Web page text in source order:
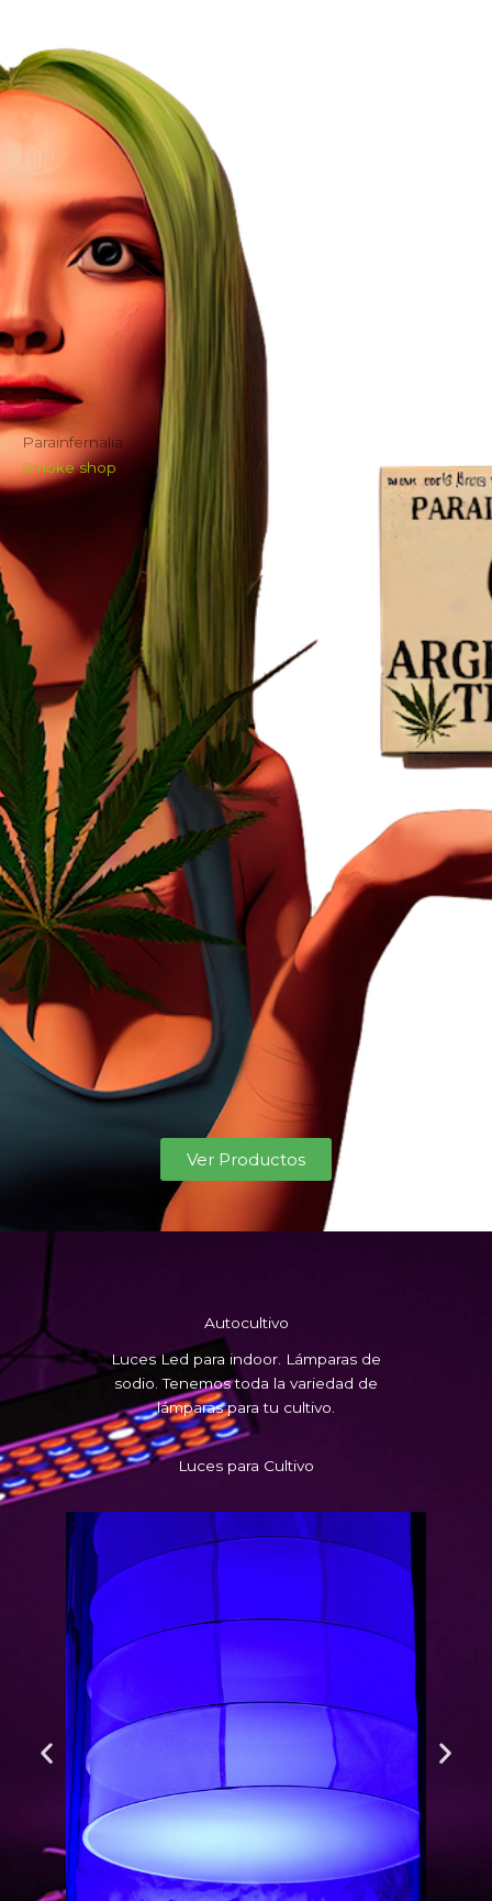
Parainfernalia
Smoke shop
Ver Productos
Autocultivo
Luces Led para indoor. Lámparas de
sodio. Tenemos toda la variedad de
lámparas para tu cultivo.
Luces para Cultivo